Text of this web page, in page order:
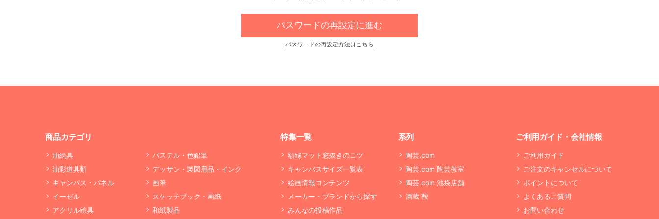
パスワードの再設定に進む
パスワードの再設定方法はこちら
商品カテゴリ
油絵具
油彩道具類
キャンバス・パネル
イーゼル
アクリル絵具
パステル・色鉛筆
デッサン・製図用品・インク
画筆
スケッチブック・画紙
和紙製品
特集一覧
額縁マット窓抜きのコツ
キャンバスサイズ一覧表
絵画情報コンテンツ
メーカー・ブランドから探す
みんなの投稿作品
系列
陶芸.com
陶芸.com 陶芸教室
陶芸.com 池袋店舗
酒蔵 鞍
ご利用ガイド・会社情報
ご利用ガイド
ご注文のキャンセルについて
ポイントについて
よくあるご質問
お問い合わせ